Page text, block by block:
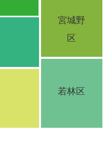
宮城野
区
若林区